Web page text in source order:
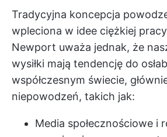
Tradycyjna koncepcja
wpleciona w idee ciężkiej
Newport uważa jednak, że
wysiłki mają tendencję do
współczesnym świecie,
niepowodzeń, takich jak:
Media społecznościowe i